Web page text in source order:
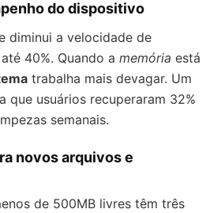
do dispositivo
diminui a velocidade de
40%. Quando a memória está
trabalha mais devagar. Um
que usuários recuperaram 32%
semanais.
novos arquivos e
de 500MB livres têm três